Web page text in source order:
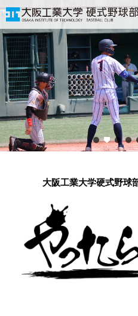
大阪工業大学硬式野球